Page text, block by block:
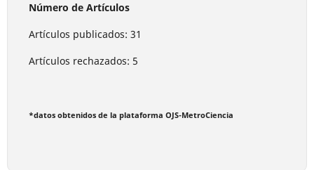
Número de Artículos
Artículos publicados: 31
Artículos rechazados: 5
*datos obtenidos de la plataforma OJS-MetroCiencia